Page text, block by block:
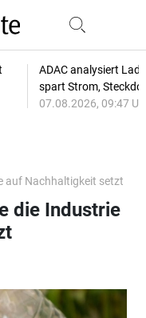
ADAC analysiert
spart Strom,
07.08.2026, 09:47
auf Nachhaltigkeit setzt
die Industrie